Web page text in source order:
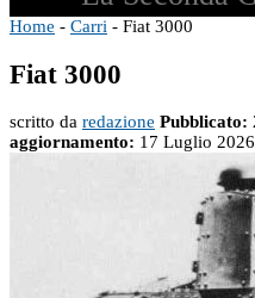
Home - Carri - Fiat 3000
Fiat 3000
scritto da redazione Pubblicato:
aggiornamento: 17 Luglio 2026